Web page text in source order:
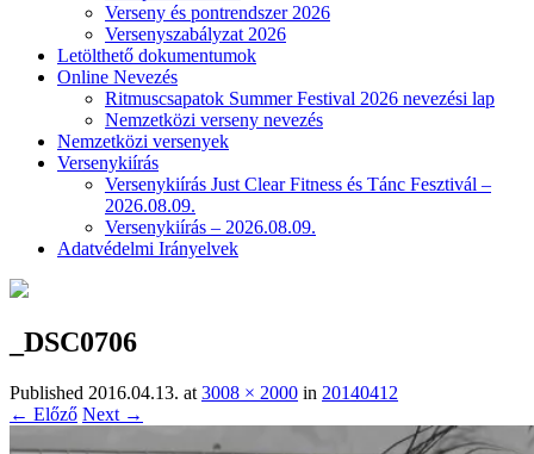
Verseny és pontrendszer 2026
Versenyszabályzat 2026
Letölthető dokumentumok
Online Nevezés
Ritmuscsapatok Summer Festival 2026 nevezési lap
Nemzetközi verseny nevezés
Nemzetközi versenyek
Versenykiírás
Versenykiírás Just Clear Fitness és Tánc Fesztivál –
2026.08.09.
Versenykiírás – 2026.08.09.
Adatvédelmi Irányelvek
_DSC0706
Published 2016.04.13. at 3008 × 2000 in 20140412
← Előző Next →